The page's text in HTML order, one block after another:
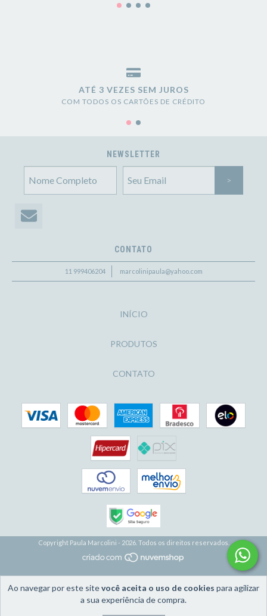
Ao navegar por este sitevocê aceita o uso de cookies para agilizar
a sua experiência de compra.
ATÉ 3 VEZES SEM JUROS
COM TODOS OS CARTÕES DE CRÉDITO
NEWSLETTER
CONTATO
11 999406204 marcolinipaula@yahoo.com
INÍCIO
PRODUTOS
CONTATO
Copyright Paula Marcolini - 2026. Todos os direitos reservados.